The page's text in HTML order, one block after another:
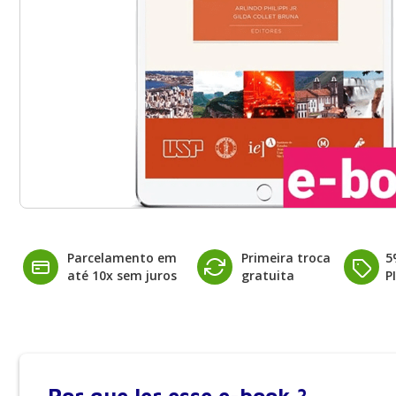
Parcelamento em
até 10x sem juros
Primeira troca
gratuita